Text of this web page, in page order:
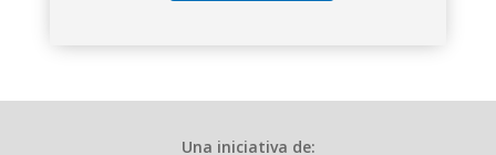
Una iniciativa de: